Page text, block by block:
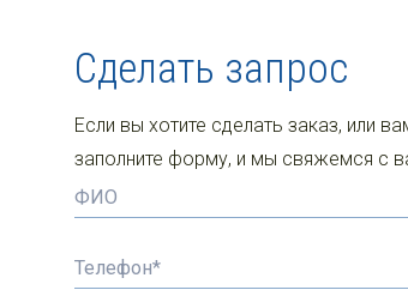
Сделать запрос
Если вы хотите сделать заказ, или
заполните форму, и мы свяжемся с